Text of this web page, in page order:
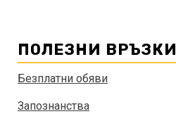
ПОЛЕЗНИ ВРЪЗКИ
Безплатни обяви
Запознанства